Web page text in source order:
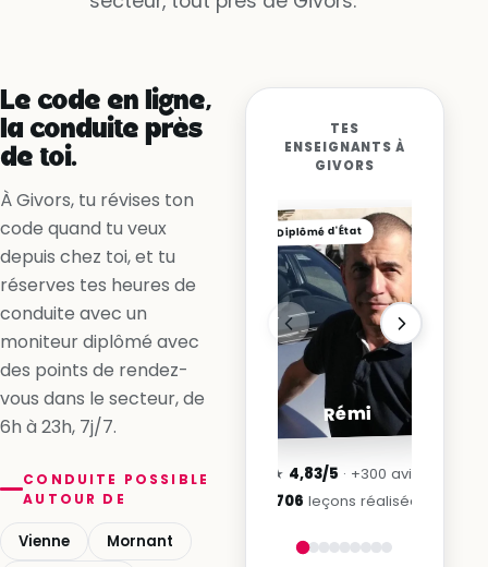
Oui, la voie est libre
Oui, en accélérant
Le code en ligne,
la conduite près
de toi.
À Givors, tu révises ton
code quand tu veux
depuis chez toi, et tu
réserves tes heures de
conduite avec un
moniteur diplômé avec
des points de rendez-
vous dans le secteur, de
6h à 23h, 7j/7.
CONDUITE POSSIBLE
AUTOUR DE
Vienne
Mornant
TES
ENSEIGNANTS À
GIVORS
Diplômé d'État
Rémi
★ 4,83/5 · +300 avis
7 706 leçons réalisées